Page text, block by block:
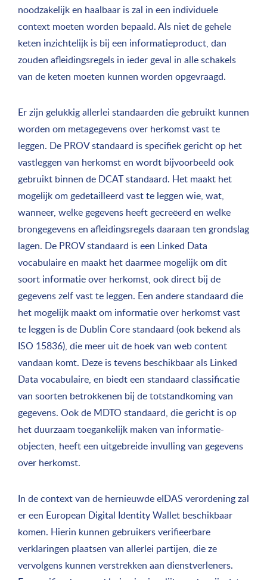
noodzakelijk en haalbaar is zal in een individuele
context moeten worden bepaald. Als niet de gehele
keten inzichtelijk is bij een informatieproduct, dan
zouden afleidingsregels in ieder geval in alle schakels
van de keten moeten kunnen worden opgevraagd.
Er zijn gelukkig allerlei standaarden die gebruikt kunnen
worden om metagegevens over herkomst vast te
leggen. De PROV standaard is specifiek gericht op het
vastleggen van herkomst en wordt bijvoorbeeld ook
gebruikt binnen de DCAT standaard. Het maakt het
mogelijk om gedetailleerd vast te leggen wie, wat,
wanneer, welke gegevens heeft gecreëerd en welke
brongegevens en afleidingsregels daaraan ten grondslag
lagen. De PROV standaard is een Linked Data
vocabulaire en maakt het daarmee mogelijk om dit
soort informatie over herkomst, ook direct bij de
gegevens zelf vast te leggen. Een andere standaard die
het mogelijk maakt om informatie over herkomst vast
te leggen is de Dublin Core standaard (ook bekend als
ISO 15836), die meer uit de hoek van web content
vandaan komt. Deze is tevens beschikbaar als Linked
Data vocabulaire, en biedt een standaard classificatie
van soorten betrokkenen bij de totstandkoming van
gegevens. Ook de MDTO standaard, die gericht is op
het duurzaam toegankelijk maken van informatie-
objecten, heeft een uitgebreide invulling van gegevens
over herkomst.
In de context van de hernieuwde eIDAS verordening zal
er een European Digital Identity Wallet beschikbaar
komen. Hierin kunnen gebruikers verifieerbare
verklaringen plaatsen van allerlei partijen, die ze
vervolgens kunnen verstrekken aan dienstverleners.